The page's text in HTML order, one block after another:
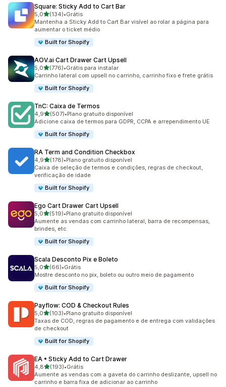
Square: Sticky Add to Cart Bar
5,0de 5 estrelas
(134)
134 avaliações ao todo
•Grátis
Mantenha a Sticky Add to Cart Bar visível ao rolar a página para
aumentar o ticket médio
Built for Shopify
AOV.ai Cart Drawer Cart Upsell
5,0de 5 estrelas
(776)
776 avaliações ao todo
•Grátis para instalar
Carrinho lateral com upsell no carrinho, carrinho fixo e frete grátis
Built for Shopify
TnC: Caixa de Termos
4,9de 5 estrelas
(507)
507 avaliações ao todo
•Plano gratuito disponível
Adicione caixa de termos para GDPR, CCPA e arrependimento UE
Built for Shopify
RA Term and Condition Checkbox
4,9de 5 estrelas
(178)
178 avaliações ao todo
•Plano gratuito disponível
Caixa de seleção de termos e condições, regras de checkout,
verificação de idade
Built for Shopify
Ego Cart Drawer Cart Upsell
5,0de 5 estrelas
(519)
519 avaliações ao todo
•Plano gratuito disponível
Aumente as vendas com carrinho lateral, barra de recompensas,
brindes, etc.
Built for Shopify
Scala Desconto Pix e Boleto
5,0de 5 estrelas
(66)
66 avaliações ao todo
•Grátis
Mostre desconto no pix, boleto ou outro meio de pagamento
Built for Shopify
Payflow: COD & Checkout Rules
5,0de 5 estrelas
(103)
103 avaliações ao todo
•Plano gratuito disponível
Taxas de COD, regras de pagamento e de entrega com validações
de checkout
Built for Shopify
EA • Sticky Add to Cart Drawer
4,8de 5 estrelas
(193)
193 avaliações ao todo
•Grátis
Aumente as vendas com a gaveta do carrinho deslizante, upsell no
carrinho e barra fixa de adicionar ao carrinho